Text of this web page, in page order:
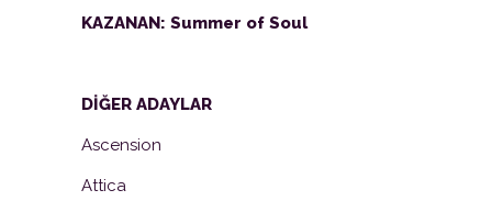
KAZANAN: Summer of Soul
DİĞER ADAYLAR
Ascension
Attica